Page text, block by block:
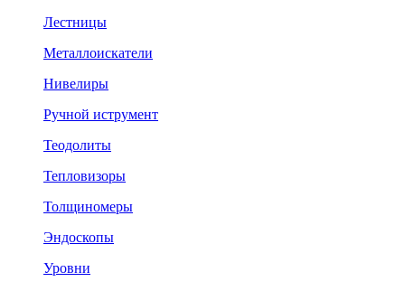
Лестницы
Металлоискатели
Нивелиры
Ручной иструмент
Теодолиты
Тепловизоры
Толщиномеры
Эндоскопы
Уровни